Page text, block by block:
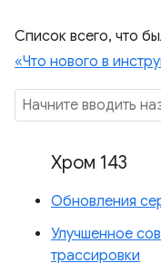
Список всего, что
«Что нового в
Хром 143
Обновления
Улучшенное
трассировки